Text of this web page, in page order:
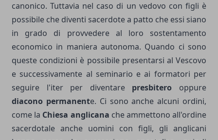
canonico. Tuttavia nel caso di un vedovo con figli è
possibile che diventi sacerdote a patto che essi siano
in grado di provvedere al loro sostentamento
economico in maniera autonoma. Quando ci sono
queste condizioni è possibile presentarsi al Vescovo
e successivamente al seminario e ai formatori per
seguire l'iter per diventare presbitero oppure
diacono permanente. Ci sono anche alcuni ordini,
come la Chiesa anglicana che ammettono all'ordine
sacerdotale anche uomini con figli, gli anglicani